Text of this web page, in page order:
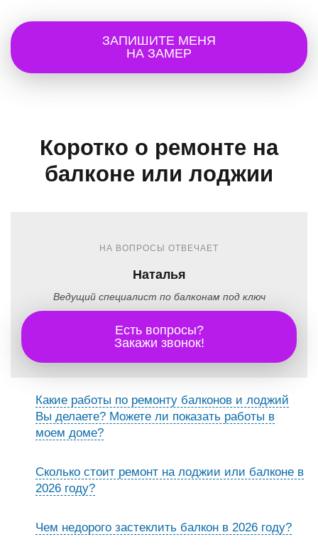
ЗАПИШИТЕ МЕНЯ
НА ЗАМЕР
Коротко о ремонте на
балконе или лоджии
НА ВОПРОСЫ ОТВЕЧАЕТ
Наталья
Ведущий специалист по балконам под ключ
Есть вопросы?
Закажи звонок!
Какие работы по ремонту балконов и лоджий
Вы делаете? Можете ли показать работы в
моем доме?
Сколько стоит ремонт на лоджии или балконе в
2026 году?
Чем недорого застеклить балкон в 2026 году?